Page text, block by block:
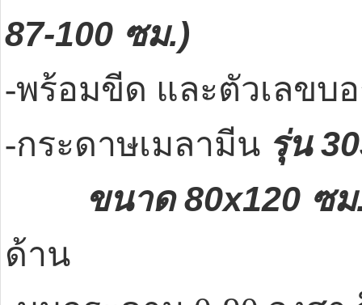
87-100 ซม.)
-พร้อมขีด และตัวเลขบ
-กระดาษเมลามีน รุ่น
ขนาด 80x120 ซ
ด้าน